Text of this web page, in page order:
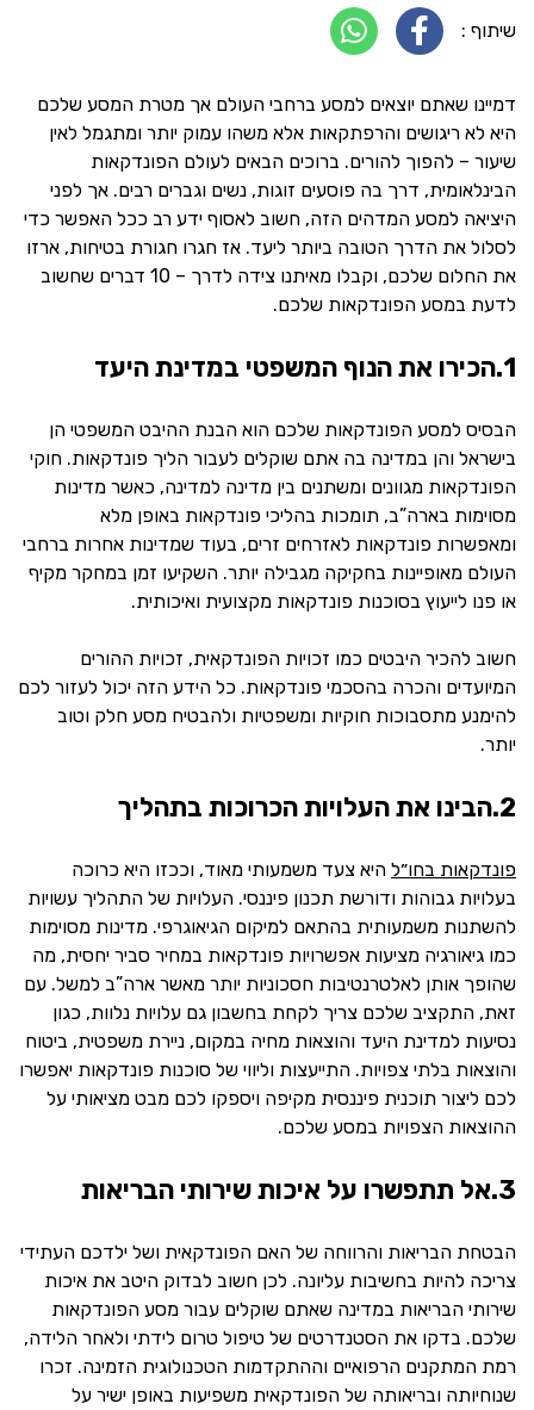
שיתוף :
דמיינו שאתם יוצאים למסע ברחבי העולם אך מטרת המסע שלכם
היא לא ריגושים והרפתקאות אלא משהו עמוק יותר ומתגמל לאין
שיעור – להפוך להורים. ברוכים הבאים לעולם הפונדקאות
הבינלאומית, דרך בה פוסעים זוגות, נשים וגברים רבים. אך לפני
היציאה למסע המדהים הזה, חשוב לאסוף ידע רב ככל האפשר כדי
לסלול את הדרך הטובה ביותר ליעד. אז חגרו חגורת בטיחות, ארזו
את החלום שלכם, וקבלו מאיתנו צידה לדרך – 10 דברים שחשוב
לדעת במסע הפונדקאות שלכם.
1.הכירו את הנוף המשפטי במדינת היעד
הבסיס למסע הפונדקאות שלכם הוא הבנת ההיבט המשפטי הן
בישראל והן במדינה בה אתם שוקלים לעבור הליך פונדקאות. חוקי
הפונדקאות מגוונים ומשתנים בין מדינה למדינה, כאשר מדינות
מסוימות בארה”ב, תומכות בהליכי פונדקאות באופן מלא
ומאפשרות פונדקאות לאזרחים זרים, בעוד שמדינות אחרות ברחבי
העולם מאופיינות בחקיקה מגבילה יותר. השקיעו זמן במחקר מקיף
או פנו לייעוץ בסוכנות פונדקאות מקצועית ואיכותית.
חשוב להכיר היבטים כמו זכויות הפונדקאית, זכויות ההורים
המיועדים והכרה בהסכמי פונדקאות. כל הידע הזה יכול לעזור לכם
להימנע מתסבוכות חוקיות ומשפטיות ולהבטיח מסע חלק וטוב
יותר.
2.הבינו את העלויות הכרוכות בתהליך
פונדקאות בחו״ל היא צעד משמעותי מאוד, וככזו היא כרוכה
בעלויות גבוהות ודורשת תכנון פיננסי. העלויות של התהליך עשויות
להשתנות משמעותית בהתאם למיקום הגיאוגרפי. מדינות מסוימות
כמו גיאורגיה מציעות אפשרויות פונדקאות במחיר סביר יחסית, מה
שהופך אותן לאלטרנטיבות חסכוניות יותר מאשר ארה”ב למשל. עם
זאת, התקציב שלכם צריך לקחת בחשבון גם עלויות נלוות, כגון
נסיעות למדינת היעד והוצאות מחיה במקום, ניירת משפטית, ביטוח
והוצאות בלתי צפויות. התייעצות וליווי של סוכנות פונדקאות יאפשרו
לכם ליצור תוכנית פיננסית מקיפה ויספקו לכם מבט מציאותי על
ההוצאות הצפויות במסע שלכם.
3.אל תתפשרו על איכות שירותי הבריאות
הבטחת הבריאות והרווחה של האם הפונדקאית ושל ילדכם העתידי
צריכה להיות בחשיבות עליונה. לכן חשוב לבדוק היטב את איכות
שירותי הבריאות במדינה שאתם שוקלים עבור מסע הפונדקאות
שלכם. בדקו את הסטנדרטים של טיפול טרום לידתי ולאחר הלידה,
רמת המתקנים הרפואיים וההתקדמות הטכנולוגית הזמינה. זכרו
שנוחיותה ובריאותה של הפונדקאית משפיעות באופן ישיר על